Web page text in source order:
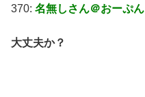
370: 名無しさん＠おーぷん
大丈夫か？